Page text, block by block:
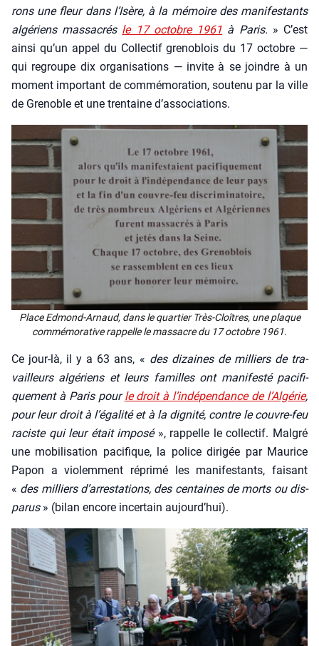
rons une fleur dans l’Isère, à la mémoire des mani­fes­tants
algé­riens mas­sa­crés le 17 octobre 1961 à Paris. » C’est
ain­si qu’un appel du Col­lec­tif gre­no­blois du 17 octobre —
qui regroupe dix orga­ni­sa­tions — invite à se joindre à un
moment impor­tant de com­mé­mo­ra­tion, sou­te­nu par la ville
de Gre­noble et une tren­taine d’associations.
Place Edmond-Arnaud, dans le quar­tier Très-Cloîtres, une plaque
com­mé­mo­ra­tive rap­pelle le mas­sacre du 17 octobre 1961.
Ce jour-là, il y a 63 ans, « des dizaines de mil­liers de tra­
vailleurs algé­riens et leurs familles ont mani­fes­té paci­fi­
que­ment à Paris pourle droit à l’indépendance de l’Al­gé­rie,
pour leur droit à l’égalité et à la digni­té, contre le couvre-feu
raciste qui leur était impo­sé», rap­pelle le col­lec­tif. Mal­gré
une mobi­li­sa­tion paci­fique, la police diri­gée par Mau­rice
Papon a vio­lem­ment répri­mé les mani­fes­tants, fai­sant
« des mil­liers d’arrestations, des cen­taines de morts ou dis­
pa­rus» (bilan encore incer­tain aujourd’hui).